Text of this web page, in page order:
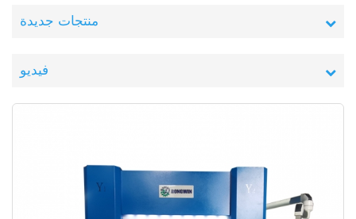
منتجات جديدة
فيديو